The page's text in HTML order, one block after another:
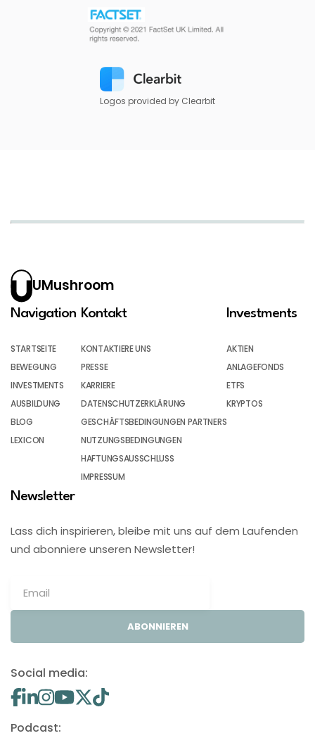
Logos provided by Clearbit
UMushroom
Navigation
STARTSEITE
BEWEGUNG
INVESTMENTS
AUSBILDUNG
BLOG
LEXICON
Kontakt
KONTAKTIERE UNS
PRESSE
KARRIERE
DATENSCHUTZERKLÄRUNG
GESCHÄFTSBEDINGUNGEN PARTNERS
NUTZUNGSBEDINGUNGEN
HAFTUNGSAUSSCHLUSS
IMPRESSUM
Investments
AKTIEN
ANLAGEFONDS
ETFS
KRYPTOS
Newsletter
Lass dich inspirieren, bleibe mit uns auf dem Laufenden
und abonniere unseren Newsletter!
ABONNIEREN
Social media:
Podcast: